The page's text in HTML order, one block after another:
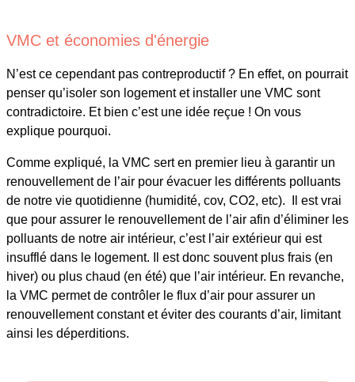
VMC et économies d'énergie
N’est ce cependant pas contreproductif ? En effet, on pourrait
penser qu’isoler son logement et installer une VMC sont
contradictoire. Et bien c’est une idée reçue ! On vous
explique pourquoi.
Comme expliqué, la VMC sert en premier lieu à garantir un
renouvellement de l’air pour évacuer les différents polluants
de notre vie quotidienne (humidité, cov, CO2, etc). Il est vrai
que pour assurer le renouvellement de l’air afin d’éliminer les
polluants de notre air intérieur, c’est l’air extérieur qui est
insufflé dans le logement. Il est donc souvent plus frais (en
hiver) ou plus chaud (en été) que l’air intérieur. En revanche,
la VMC permet de contrôler le flux d’air pour assurer un
renouvellement constant et éviter des courants d’air, limitant
ainsi les déperditions.